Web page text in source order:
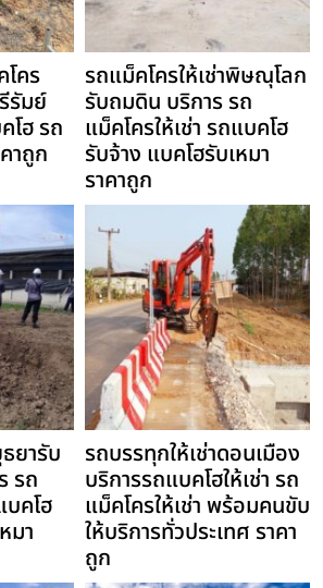
โคร
รัมย์
โฮ รถ
าถูก
รถแม็คโครให้เช่าพิษณุโลก
รับถมดิน บริการ รถ
แม็คโครให้เช่า รถแบคโฮ
รับจ้าง แบคโฮรับเหมา
ราคาถูก
ยารับ
รถ
บคโฮ
มา
รถบรรทุกให้เช่าดอนเมือง
บริการรถแบคโฮให้เช่า รถ
แม็คโครให้เช่า พร้อมคนขับ
ให้บริการทั่วประเทศ ราคา
ถูก